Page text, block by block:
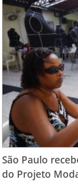
São Paulo
do Projeto